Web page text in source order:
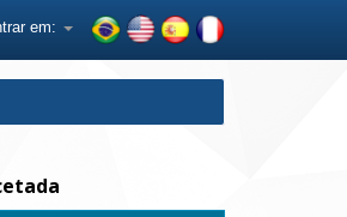
em: